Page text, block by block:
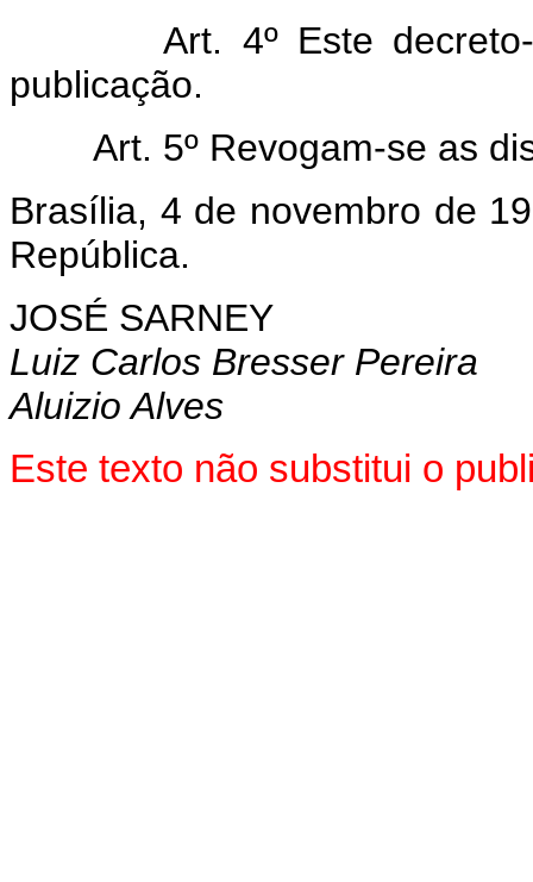
Art. 4º Este
publicação.
Art. 5º Revogam-se as
Brasília, 4 de novembro de
República.
JOSÉ SARNEY
Luiz Carlos Bresser Pereira
Aluizio Alves
Este texto não substitui o